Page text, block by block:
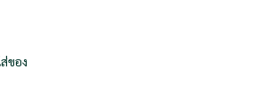
ของ